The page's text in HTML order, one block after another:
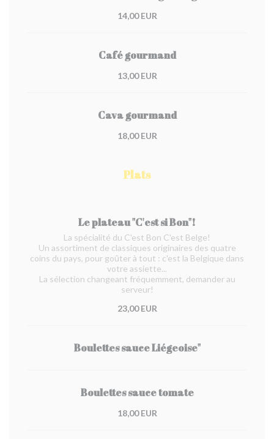
14,00 EUR
Café gourmand
13,00 EUR
Cava gourmand
18,00 EUR
Plats
Le plateau "C'est si Bon"!
La spécialité du C'est Bon C'est Belge!
Un assortiment de classiques originaires des quatre
coins du pays, pour goûter à tout : c'est la Belgique dans
votre assiette...
La sélection changeant fréquemment, demander au
serveur!
23,00 EUR
Boulettes sauce Liégeoise"
Boulettes sauce tomate
18,00 EUR